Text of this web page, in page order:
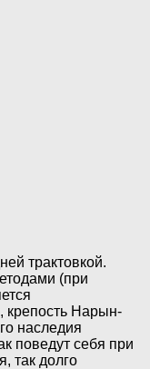
трактовкой.
(при
крепость Нарын-
наследия
поведут себя при
так долго